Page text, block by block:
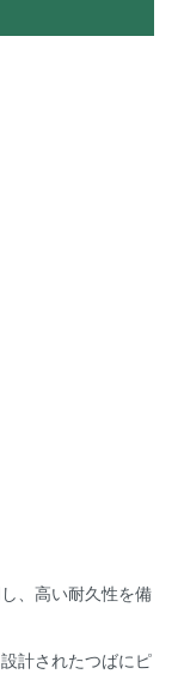
、高い耐久性を備
計されたつばにピ